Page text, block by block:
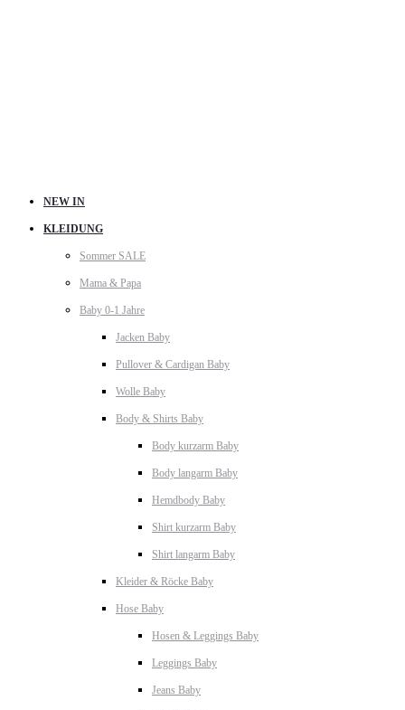
NEW IN
KLEIDUNG
Sommer SALE
Mama & Papa
Baby 0-1 Jahre
Jacken Baby
Pullover & Cardigan Baby
Wolle Baby
Body & Shirts Baby
Body kurzarm Baby
Body langarm Baby
Hemdbody Baby
Shirt kurzarm Baby
Shirt langarm Baby
Kleider & Röcke Baby
Hose Baby
Hosen & Leggings Baby
Leggings Baby
Jeans Baby